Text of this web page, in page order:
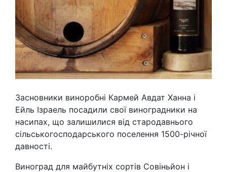
Засновники виноробні Кармей Авдат Ханна і
Ейль Ізраель посадили свої виноградники на
насипах, що залишилися від стародавнього
сільськогосподарського поселення 1500-річної
давності.
Виноград для майбутніх сортів Совіньйон і